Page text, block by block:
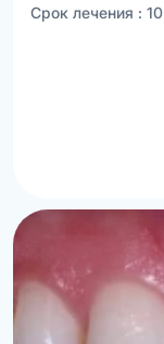
Срок лечения : 10